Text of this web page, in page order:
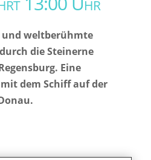
und weltberühmte
die Steinerne
Eine
dem Schiff auf der